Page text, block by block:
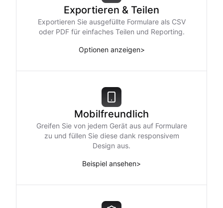
Exportieren & Teilen
Exportieren Sie ausgefüllte Formulare als CSV
oder PDF für einfaches Teilen und Reporting.
Optionen anzeigen>
Mobilfreundlich
Greifen Sie von jedem Gerät aus auf Formulare
zu und füllen Sie diese dank responsivem
Design aus.
Beispiel ansehen>